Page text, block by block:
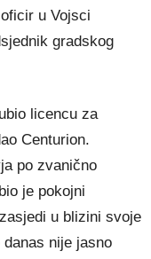
u Vojsci
gradskog
licencu za
Centurion.
po zvanično
je pokojni
u blizini svoje
nije jasno